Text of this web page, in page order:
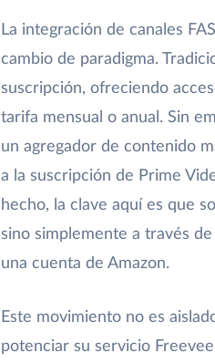
La integración de canales
cambio de paradigma.
suscripción, ofreciendo
tarifa mensual o anual. Sin
un agregador de contenido
a la suscripción de Prime
hecho, la clave aquí es que
sino simplemente a través
una cuenta de Amazon.
Este movimiento no es
potenciar su servicio